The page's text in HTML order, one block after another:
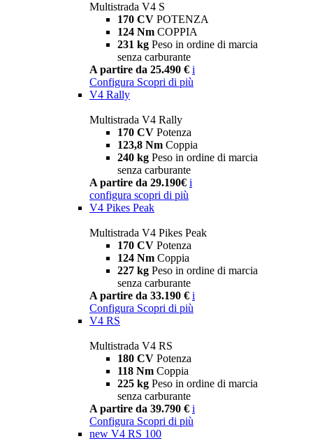
Multistrada V4 S
170 CV POTENZA
124 Nm COPPIA
231 kg Peso in ordine di marcia
senza carburante
A partire da 25.490 € i
Configura Scopri di più
V4 Rally
Multistrada V4 Rally
170 CV Potenza
123,8 Nm Coppia
240 kg Peso in ordine di marcia
senza carburante
A partire da 29.190€ i
configura scopri di più
V4 Pikes Peak
Multistrada V4 Pikes Peak
170 CV Potenza
124 Nm Coppia
227 kg Peso in ordine di marcia
senza carburante
A partire da 33.190 € i
Configura Scopri di più
V4 RS
Multistrada V4 RS
180 CV Potenza
118 Nm Coppia
225 kg Peso in ordine di marcia
senza carburante
A partire da 39.790 € i
Configura Scopri di più
new V4 RS 100